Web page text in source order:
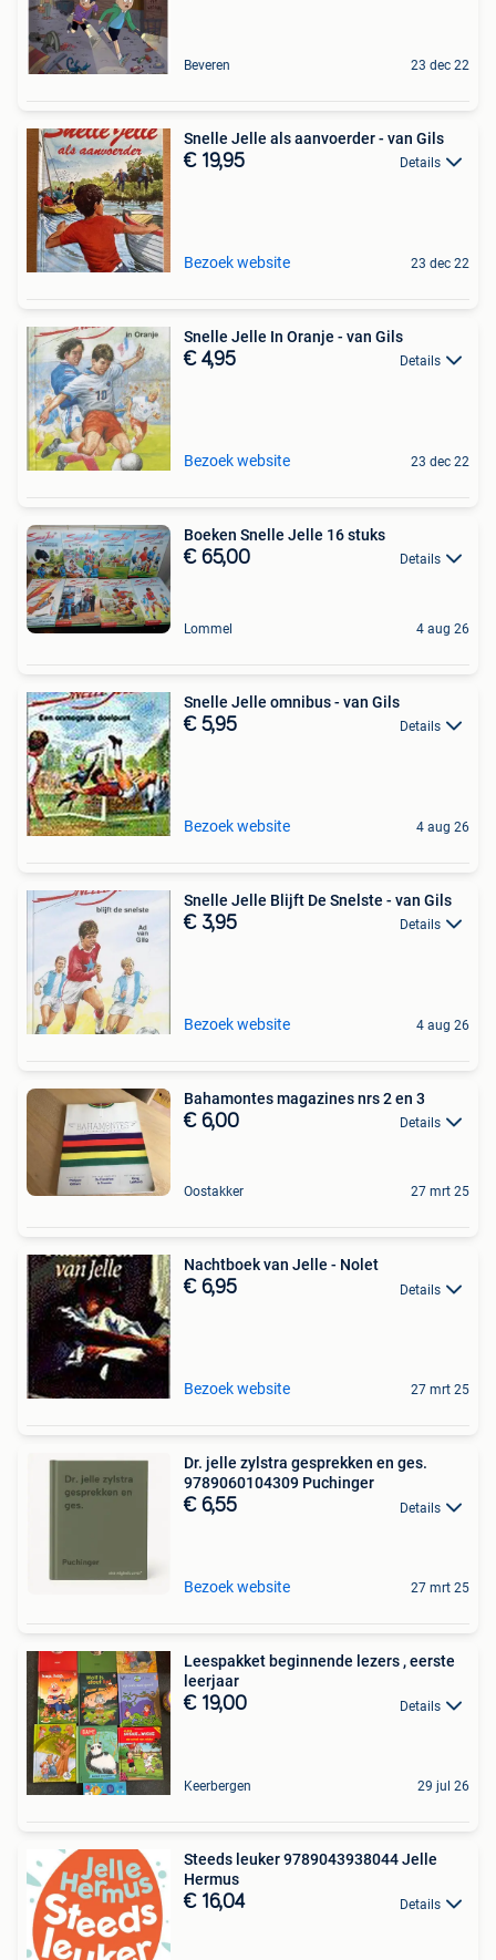
Beveren 23 dec 22
Snelle Jelle als aanvoerder - van Gils
€ 19,95 Details
Bezoek website 23 dec 22
Snelle Jelle In Oranje - van Gils
€ 4,95 Details
Bezoek website 23 dec 22
Boeken Snelle Jelle 16 stuks
€ 65,00 Details
Lommel 4 aug 26
Snelle Jelle omnibus - van Gils
€ 5,95 Details
Bezoek website 4 aug 26
Snelle Jelle Blijft De Snelste - van Gils
€ 3,95 Details
Bezoek website 4 aug 26
Bahamontes magazines nrs 2 en 3
€ 6,00 Details
Oostakker 27 mrt 25
Nachtboek van Jelle - Nolet
€ 6,95 Details
Bezoek website 27 mrt 25
Dr. jelle zylstra gesprekken en ges.
9789060104309 Puchinger
€ 6,55 Details
Bezoek website 27 mrt 25
Leespakket beginnende lezers , eerste
leerjaar
€ 19,00 Details
Keerbergen 29 jul 26
Steeds leuker 9789043938044 Jelle
Hermus
€ 16,04 Details